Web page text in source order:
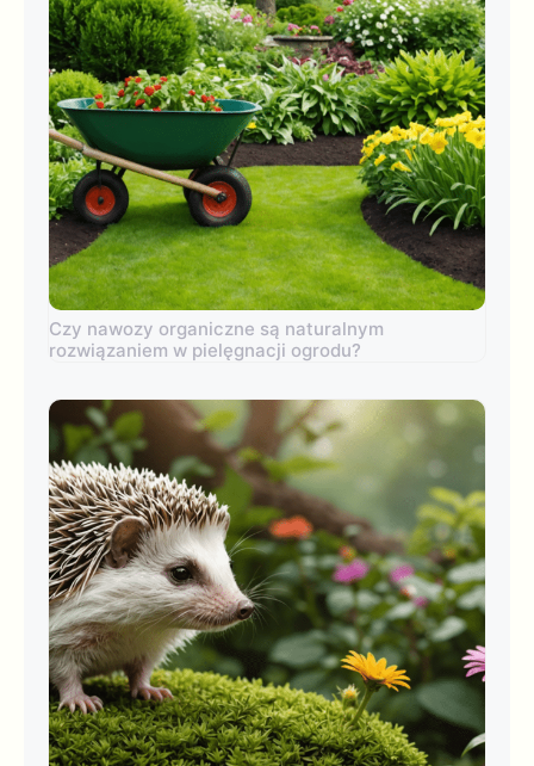
Czy nawozy organiczne są naturalnym
rozwiązaniem w pielęgnacji ogrodu?